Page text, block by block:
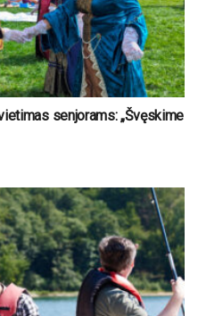
senjorams: „Švęskime